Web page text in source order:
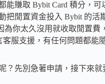
能賺取 Bybit Card 積分，
把閒置資金投入 Bybit 的
為你太久沒用就收取閒置費
客服支援，有任何問題都能
？先別急著申請，接下來就